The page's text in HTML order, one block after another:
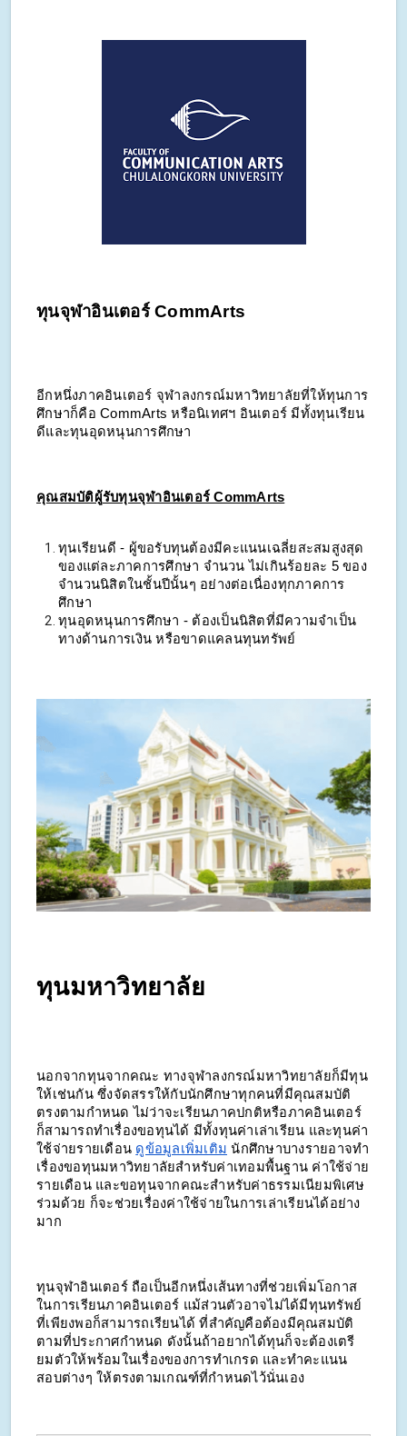
ทุนจุฬาอินเตอร์ CommArts
อีกหนึ่งภาคอินเตอร์ จุฬาลงกรณ์มหาวิทยาลัยที่ให้ทุนการ
ศึกษาก็คือ CommArts หรือนิเทศฯ อินเตอร์ มีทั้งทุนเรียน
ดีและทุนอุดหนุนการศึกษา
คุณสมบัติผู้รับทุนจุฬาอินเตอร์ CommArts
ทุนเรียนดี - ผู้ขอรับทุนต้องมีคะแนนเฉลี่ยสะสมสูงสุด
ของแต่ละภาคการศึกษา จำนวน ไม่เกินร้อยละ 5 ของ
จำนวนนิสิตในชั้นปีนั้นๆ อย่างต่อเนื่องทุกภาคการ
ศึกษา
ทุนอุดหนุนการศึกษา - ต้องเป็นนิสิตที่มีความจำเป็น
ทางด้านการเงิน หรือขาดแคลนทุนทรัพย์
ทุนมหาวิทยาลัย
นอกจากทุนจากคณะ ทางจุฬาลงกรณ์มหาวิทยาลัยก็มีทุน
ให้เช่นกัน ซึ่งจัดสรรให้กับนักศึกษาทุกคนที่มีคุณสมบัติ
ตรงตามกำหนด ไม่ว่าจะเรียนภาคปกติหรือภาคอินเตอร์
ก็สามารถทำเรื่องขอทุนได้ มีทั้งทุนค่าเล่าเรียน และทุนค่า
ใช้จ่ายรายเดือน ดูข้อมูลเพิ่มเติม นักศึกษาบางรายอาจทำ
เรื่องขอทุนมหาวิทยาลัยสำหรับค่าเทอมพื้นฐาน ค่าใช้จ่าย
รายเดือน และขอทุนจากคณะสำหรับค่าธรรมเนียมพิเศษ
ร่วมด้วย ก็จะช่วยเรื่องค่าใช้จ่ายในการเล่าเรียนได้อย่าง
มาก
ทุนจุฬาอินเตอร์ ถือเป็นอีกหนึ่งเส้นทางที่ช่วยเพิ่มโอกาส
ในการเรียนภาคอินเตอร์ แม้ส่วนตัวอาจไม่ได้มีทุนทรัพย์
ที่เพียงพอก็สามารถเรียนได้ ที่สำคัญคือต้องมีคุณสมบัติ
ตามที่ประกาศกำหนด ดังนั้นถ้าอยากได้ทุนก็จะต้องเตรี
ยมตัวให้พร้อมในเรื่องของการทำเกรด และทำคะแนน
สอบต่างๆ ให้ตรงตามเกณฑ์ที่กำหนดไว้นั่นเอง